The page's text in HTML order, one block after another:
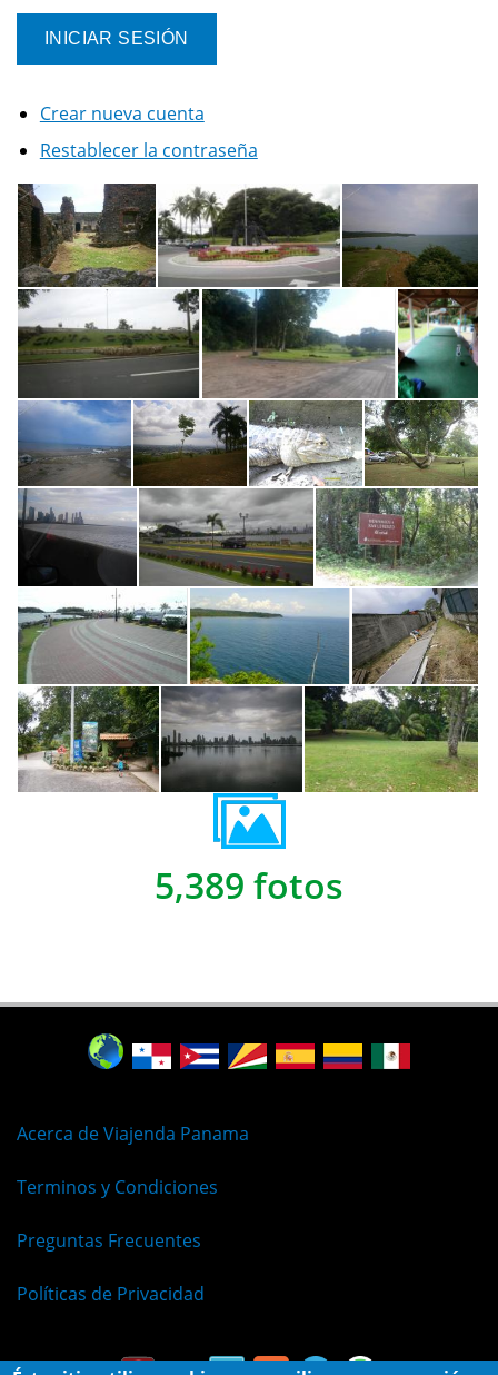
Crear nueva cuenta
Restablecer la contraseña
5,389 fotos
Acerca de Viajenda Panama
Terminos y Condiciones
Preguntas Frecuentes
Políticas de Privacidad